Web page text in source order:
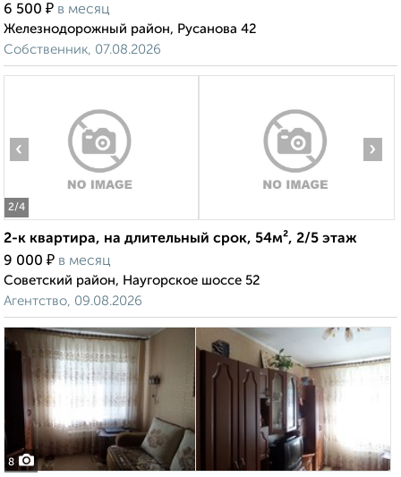
6 500 ₽ в месяц
Железнодорожный район, Русанова 42
Собственник, 07.08.2026
2/4
‹ ›
2-к квартира, на длительный срок, 54м², 2/5 этаж
9 000 ₽ в месяц
Советский район, Наугорское шоссе 52
Агентство, 09.08.2026
8